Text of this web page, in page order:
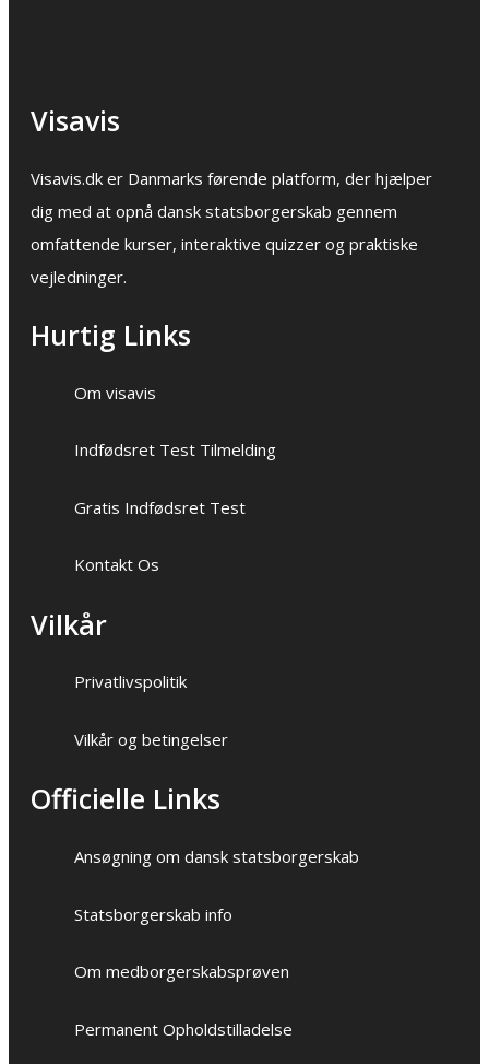
Visavis
Visavis.dk er Danmarks førende platform, der hjælper
dig med at opnå dansk statsborgerskab gennem
omfattende kurser, interaktive quizzer og praktiske
vejledninger.
Hurtig Links
Om visavis
Indfødsret Test Tilmelding
Gratis Indfødsret Test
Kontakt Os
Vilkår
Privatlivspolitik
Vilkår og betingelser
Officielle Links
Ansøgning om dansk statsborgerskab
Statsborgerskab info
Om medborgerskabsprøven
Permanent Opholdstilladelse